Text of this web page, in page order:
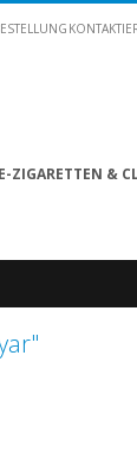
E-ZIGARETTEN &